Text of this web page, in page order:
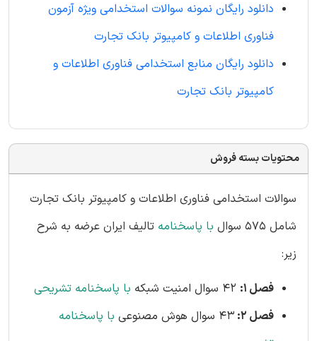
دانلود رایگان نمونه سوالات استخدامی ویژه آزمون
فناوری اطلاعات و کامپیوتر بانک تجارت
دانلود رایگان منابع استخدامی فناوری اطلاعات و
کامپیوتر بانک تجارت
محتویات بسته فروش
سوالات استخدامی فناوری اطلاعات و کامپیوتر بانک تجارت
شامل 575 سوال
با پاسخنامه تالیف ایران عرضه به شرح
زیر:
فصل 1:
با پاسخنامه تشریحی
فصل 2:
43 سوال هوش مصنوعی
با پاسخنامه